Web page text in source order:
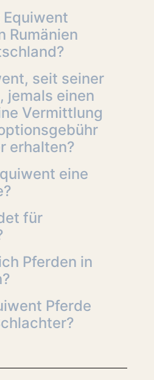
Rumänien
seit seiner
jemals einen
Vermittlung
erhalten?
eine
für
Pferden in
Pferde